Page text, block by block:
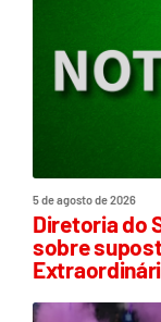
5 de agosto de 2026
Diretoria do
sobre